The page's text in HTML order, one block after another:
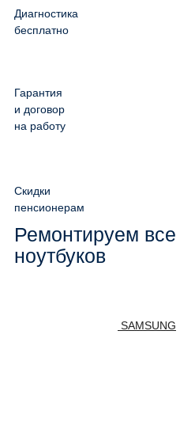
Диагностика
бесплатно
Гарантия
и договор
на работу
Скидки
пенсионерам
Ремонтируем
ноутбуков
SAMSUNG